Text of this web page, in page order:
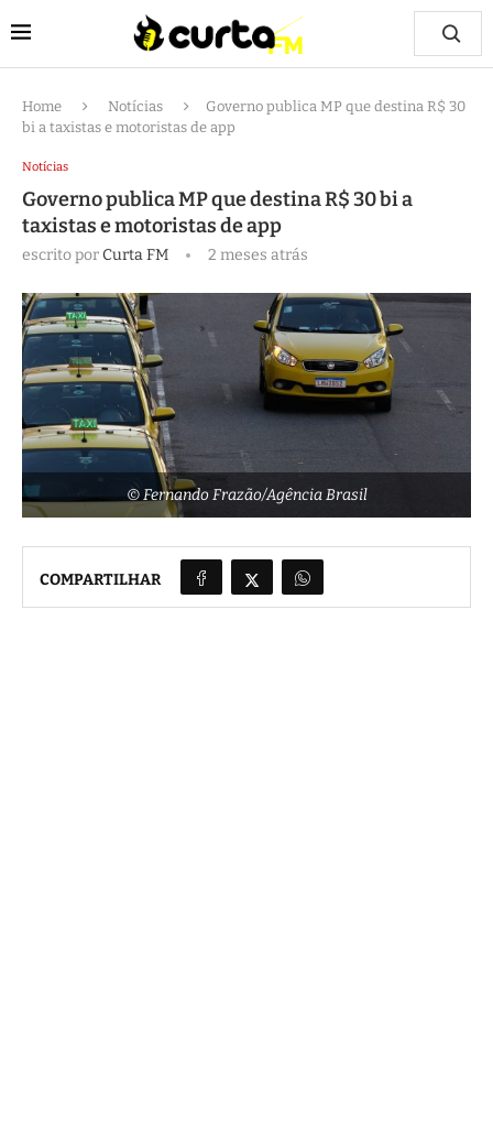
Home Notícias
Governo publica MP que destina R$ 30
bi a taxistas e motoristas de app
Notícias
Governo publica MP que destina R$ 30 bi a
taxistas e motoristas de app
escrito porCurta FM 2 meses atrás
© Fernando Frazão/Agência Brasil
COMPARTILHAR